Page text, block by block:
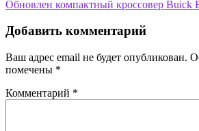
Обновлен компактный кроссовер Buick
Добавить комментарий
Ваш адрес email не будет опубликован.
помечены *
Комментарий *